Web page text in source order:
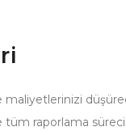
maliyetlerinizi
raporlama